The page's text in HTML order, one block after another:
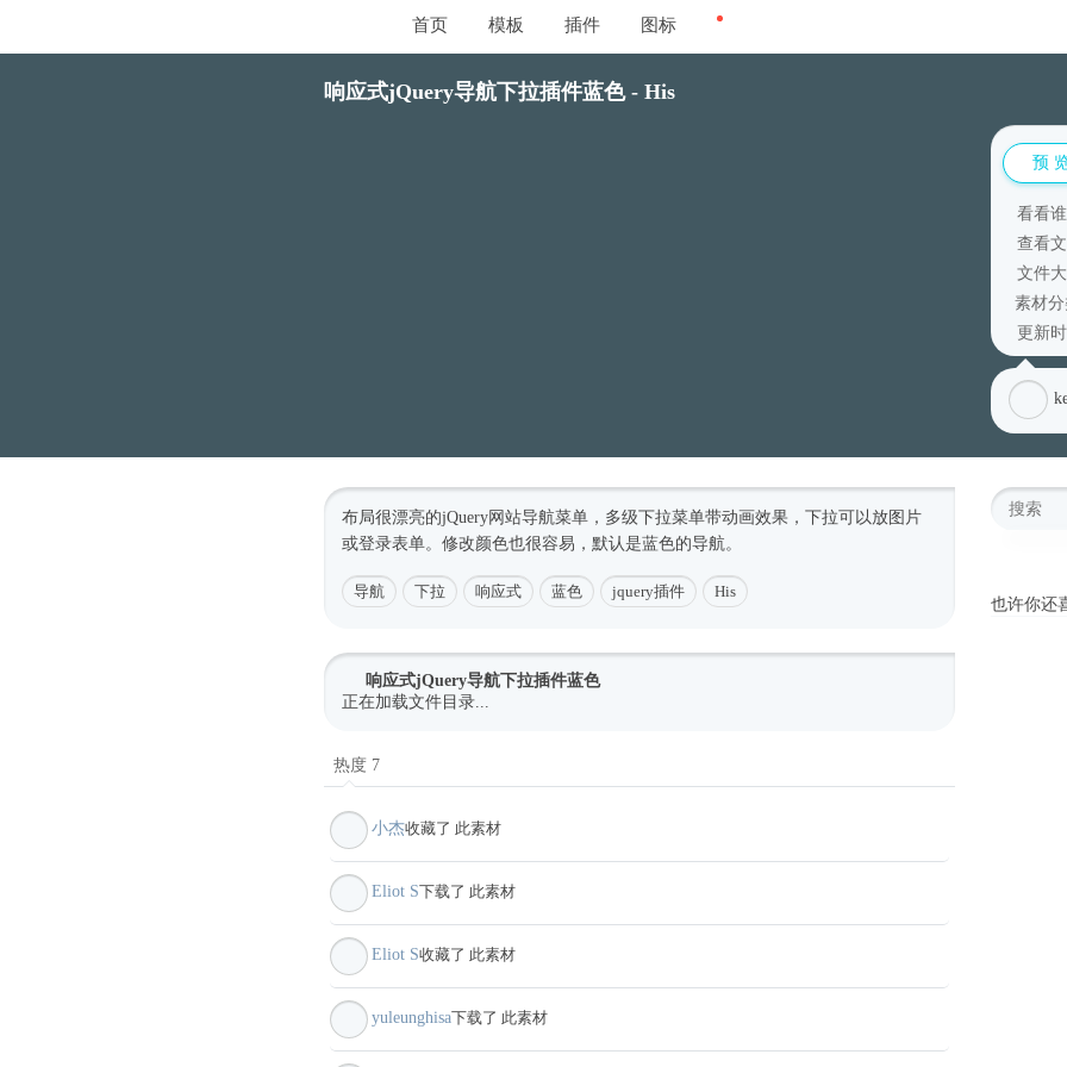
首页 模板 插件 图标
响应式jQuery导航下拉插件蓝色 - His
预
看看
查看
文件
素材
更新
布局很漂亮的jQuery网站导航菜单，多级下拉菜单带动画效果，下拉可以放图片
或登录表单。修改颜色也很容易，默认是蓝色的导航。
导航 下拉 响应式 蓝色 jquery插件 His
响应式jQuery导航下拉插件蓝色
正在加载文件目录...
热度 7
小杰收藏了 此素材
Eliot S下载了 此素材
Eliot S收藏了 此素材
yuleunghisa下载了 此素材
也许你还